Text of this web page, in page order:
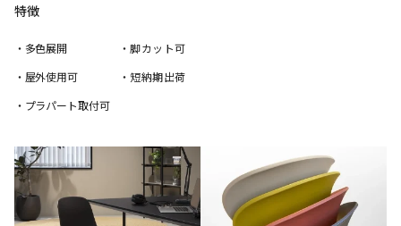
特徴
・多色展開
・屋外使用可
・プラパート取付可
・脚カット可
・短納期出荷